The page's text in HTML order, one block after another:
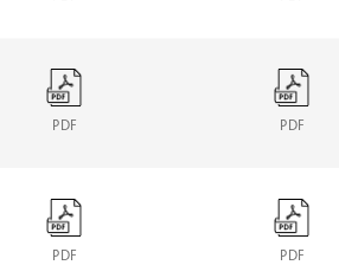
PDF PDF
PDF PDF